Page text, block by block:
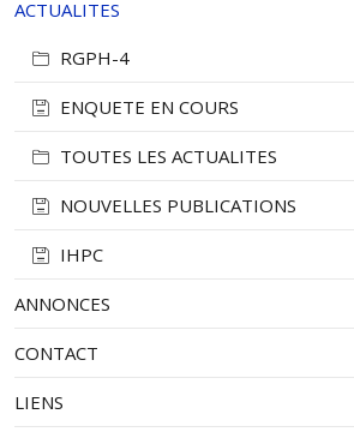
ACTUALITES
RGPH-4
ENQUETE EN COURS
TOUTES LES ACTUALITES
NOUVELLES PUBLICATIONS
IHPC
ANNONCES
CONTACT
LIENS